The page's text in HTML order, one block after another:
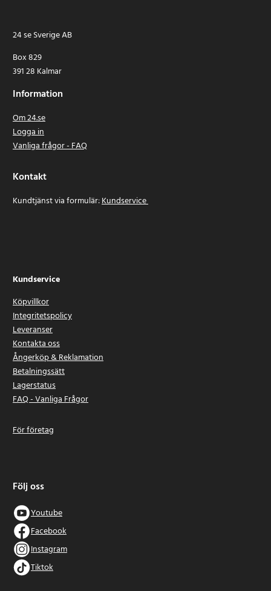
24 se Sverige AB
Box 829
391 28 Kalmar
Information
Om 24.se
Logga in
Vanliga frågor - FAQ
Kontakt
Kundtjänst via formulär:Kundservice
Kundservice
Köpvillkor
Integritetspolicy
Leveranser
Kontakta oss
Ångerköp & Reklamation
Betalningssätt
Lagerstatus
FAQ - Vanliga Frågor
För företag
Följ oss
Youtube
Facebook
Instagram
Tiktok